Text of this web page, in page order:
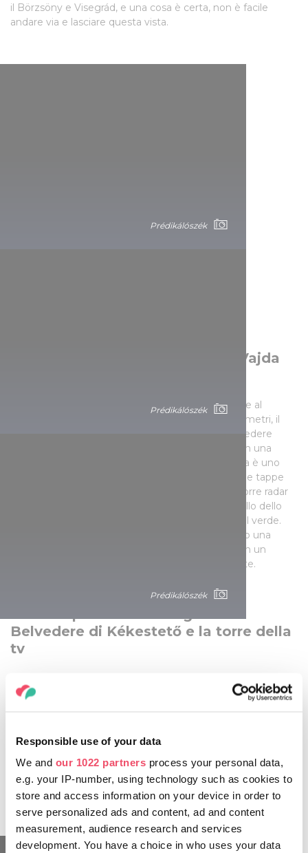
Responsible use of your data
We and our 1022 partners process your personal data,
e.g. your IP-number, using technology such as cookies to
store and access information on your device in order to
serve personalized ads and content, ad and content
measurement, audience research and services
development. You have a choice in who uses your data
il Börzsöny e Visegrád, e una cosa è certa, non è facile
andare via e lasciare questa vista.
Prédikálószék
Prédikálószék
Prédikálószék
giganteschi frassini. Belvedere Vajda
Un sentiero tortuoso all’ombra dei frassini conduce al
Belvedere Vajda Péter sul monte Kőris, alto 709 metri, il
punto più alto del Bakony. Dal belvedere si può vedere
perfino l’abbazia benedettina di Pannonhalma e in una
giornata limpida le cime delle Alpi. La vicina pineta è uno
spettacolo indimenticabile. Il belvedere è una delle tappe
del Sentiero Nazionale Blu. A 50 metri da qui la torre radar
con la cupola bianca della stazione radar di controllo dello
spazio aereo civile è uno spettacolo futuristico nel verde.
Anche le famose grotte della montagna meritano una
visita, tra cui la grotta Odvas, lunga 30 metri e con un
ingresso alto 3,5 metri, a cui si accede liberamente.
Belvedere di Kékestető e la torre della
tv
cima Kékes di 1014 m, passa tra felci e ruscelli. La torre
oggi una magnifica vista, con i monti Tatra visibili nelle
giornate limpide. In inverno Kékestető è un paradiso
sciistico, mentre il resto dell'anno la zona è popolata da
escursionisti. Kékes, con la sua aria fantastica, è stata
ufficialmente dichiarata stazione climatica dal 1963.